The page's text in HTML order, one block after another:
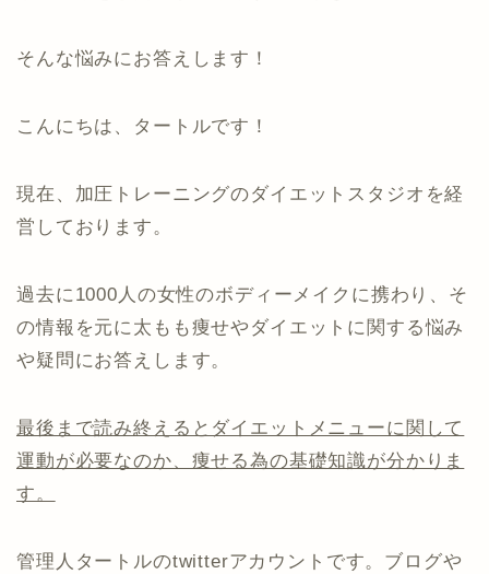
そんな悩みにお答えします！
こんにちは、タートルです！
現在、加圧トレーニングのダイエットスタジオを経
営しております。
過去に1000人の女性のボディーメイクに携わり、そ
の情報を元に太もも痩せやダイエットに関する悩み
や疑問にお答えします。
最後まで読み終えるとダイエットメニューに関して
運動が必要なのか、痩せる為の基礎知識が分かりま
す。
管理人タートルのtwitterアカウントです。ブログや